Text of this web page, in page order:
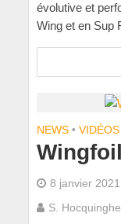
évolutive et
Wing et en Sup
NEWS • VIDÉOS
8 janvier 2021
S.